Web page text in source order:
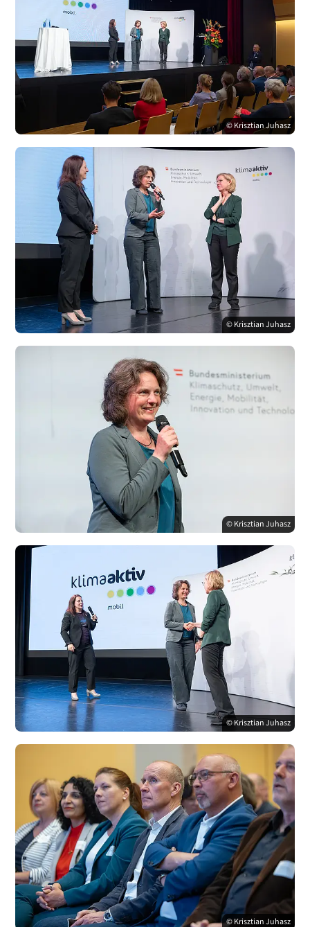
© Krisztian Juhasz
© Krisztian Juhasz
© Krisztian Juhasz
© Krisztian Juhasz
© Krisztian Juhasz